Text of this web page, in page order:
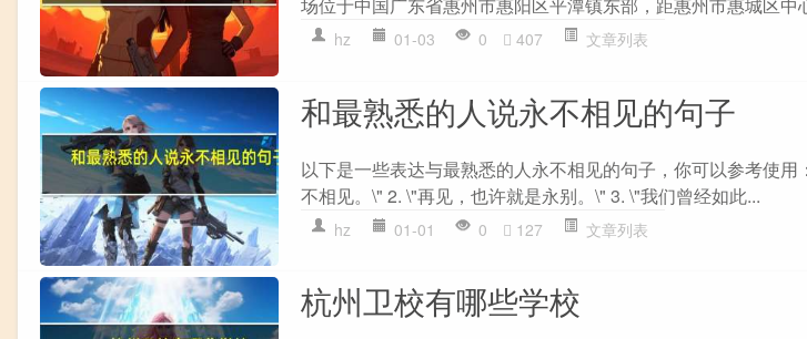
场位于中国广东省惠州市惠阳区平潭镇东部，距惠州市惠城区中
hz 01-03 0 407 文章列表
和最熟悉的人说永不相见的句子
以下是一些表达与最熟悉的人永不相见的句子，你可以参考使
不相见。\" 2. \"再见，也许就是永别。\" 3. \"我们曾经如此...
hz 01-01 0 127 文章列表
杭州卫校有哪些学校